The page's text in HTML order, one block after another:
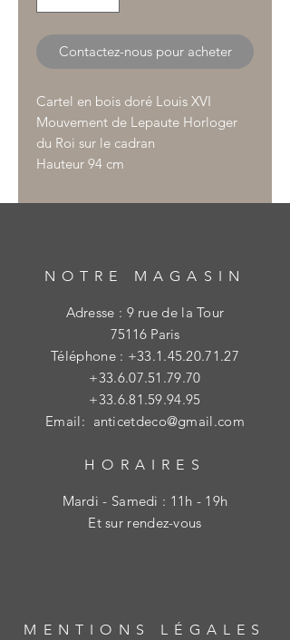
Contactez-nous pour acheter
Cartel en bois doré Louis XVI
Mouvement de Lepaute Horloger
du Roi sur le cadran
Hauteur 94 cm
NOTRE MAGASIN
Adresse : 9 rue de la Tour
75116 Paris
Téléphone : +33.1.45.20.71.27
+33.6.07.51.79.70
+33.6.81.59.94.95
Email: anticetdeco@gmail.com
HORAIRES
Mardi - Samedi : 11h - 19h
Et sur rendez-vous
MENTIONS LÉGALES